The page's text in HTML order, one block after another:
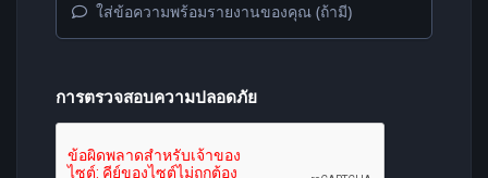
ใส่ข้อความพร้อมรายงานของคุณ (ถ้ามี)
การตรวจสอบความปลอดภัย